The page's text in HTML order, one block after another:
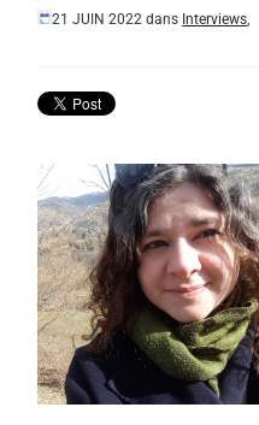
21 JUIN 2022 dans Interviews,